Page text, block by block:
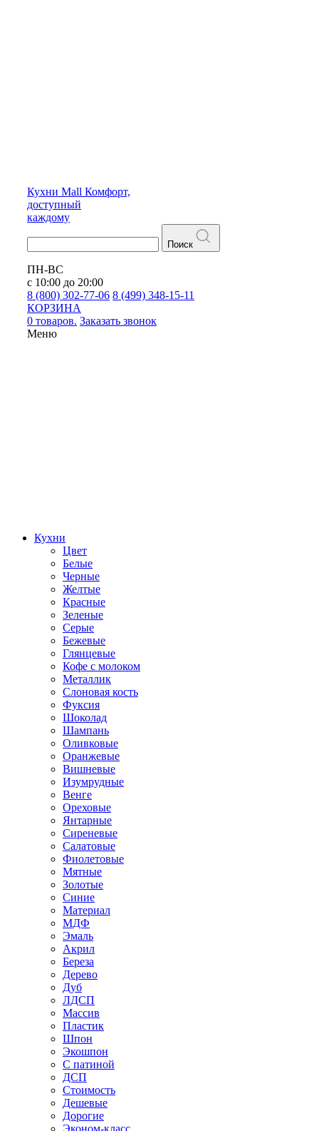
Кухни Mall Комфорт,
доступный
каждому
Поиск
ПН-ВС
с 10:00 до 20:00
8 (800) 302-77-06 8 (499) 348-15-11
КОРЗИНА
0 товаров. Заказать звонок
Меню
Кухни
Цвет
Белые
Черные
Желтые
Красные
Зеленые
Серые
Бежевые
Глянцевые
Кофе с молоком
Металлик
Слоновая кость
Фуксия
Шоколад
Шампань
Оливковые
Оранжевые
Вишневые
Изумрудные
Венге
Ореховые
Янтарные
Сиреневые
Салатовые
Фиолетовые
Мятные
Золотые
Синие
Материал
МДФ
Эмаль
Акрил
Береза
Дерево
Дуб
ЛДСП
Массив
Пластик
Шпон
Экошпон
С патиной
ДСП
Стоимость
Дешевые
Дорогие
Эконом-класс